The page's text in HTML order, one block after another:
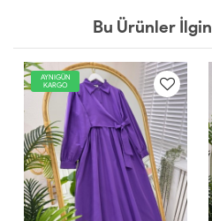
Bu Ürünler
YENİ
AYNIGÜN
KARGO